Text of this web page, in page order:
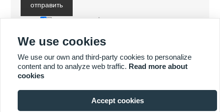
отправить
Политика конфиденциальности
БОЛЬШЕ УСЛУГ
We use cookies
We use our own and third-party cookies to personalize
content and to analyze web traffic. Read more about
cookies
Accept cookies